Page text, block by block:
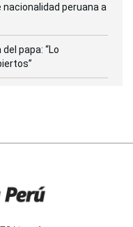
peruana a
papa: “Lo